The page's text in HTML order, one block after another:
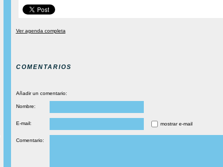
Ver agenda completa
COMENTARIOS
Añadir un comentario:
Nombre:
E-mail: mostrar e-mail
Comentario: